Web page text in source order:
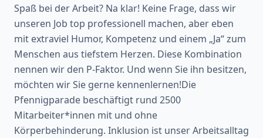
Spaß bei der Arbeit? Na klar! Keine Frage, dass wir
unseren Job top professionell machen, aber eben
mit extraviel Humor, Kompetenz und einem „Ja“ zum
Menschen aus tiefstem Herzen. Diese Kombination
nennen wir den P-Faktor. Und wenn Sie ihn besitzen,
möchten wir Sie gerne kennenlernen!Die
Pfennigparade beschäftigt rund 2500
Mitarbeiter*innen mit und ohne
Körperbehinderung. Inklusion ist unser Arbeitsalltag